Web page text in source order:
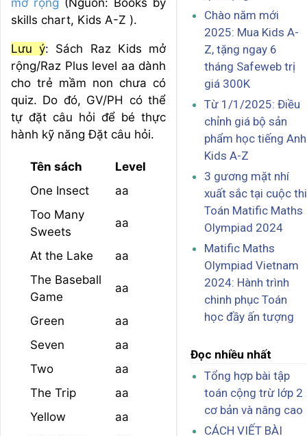
mở rộng (Nguồn: Books by
skills chart, Kids A-Z ).
Lưu ý: Sách Raz Kids mở
rộng/Raz Plus level aa dành
cho trẻ mầm non chưa có
quiz. Do đó, GV/PH có thể
tự đặt câu hỏi để bé thực
hành kỹ năng Đặt câu hỏi.
Tên sách
Level
One Insect
aa
Too Many
Sweets
aa
At the Lake
aa
The Baseball
Game
aa
Green
aa
Seven
aa
Two
aa
The Trip
aa
Yellow
aa
Chào năm mới
2025: Mua Kids A-
Z, tặng ngay 6
tháng Safeweb trị
giá 300K
Từ 1/1/2025: Điều
chỉnh giá bộ sản
phẩm học tiếng Anh
Kids A-Z
3 gương mặt nhí
xuất sắc tại cuộc thi
Toán Matific Maths
Olympiad 2024
Matific Maths
Olympiad Vietnam
2024: Hành trình
chinh phục Toán
học đầy ấn tượng
Đọc nhiều nhất
Tổng hợp bài tập
toán cộng trừ lớp 2
cơ bản và nâng cao
CÁCH VIẾT BÀI